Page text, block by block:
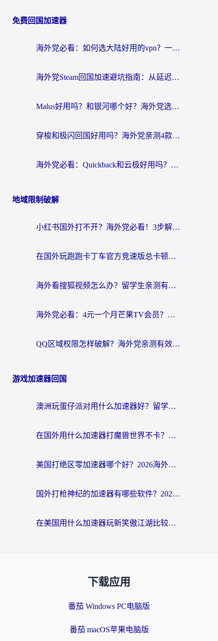
免费回国加速器
海外党必看：如何选大陆好用的vpn？一篇解决你的回国访问难题
海外党Steam回国加速避坑指南：从延迟卡顿到无缝畅玩，我踩过的坑和最优解
Malus好用吗？和银河哪个好？海外党选回国加速器的避坑指南（附乌克兰玩国内游戏实测）
穿梭和极闪回国好用吗？海外党亲测4款加速器+1个隐藏宝藏
海外党必看：Quickback和云极好用吗？3招教你选对回国加速器（附PC端VPN实测对比）
地域限制破解
小红书国外打不开？海外党必看！3步解决国内影音、生活服务全畅通
在国外玩跑跑卡丁车官方竞速版总卡顿？这篇攻略帮你解决地区限制+低延迟难题
海外看搜狐视频怎么办？留学生亲测有效的回国加速器选择指南
海外党必看：4元一个月芒果TV会员？选对回国加速器就能实现！
QQ区域权限怎样破解？海外党亲测有效的回国加速方案（附看剧看电影神器推荐）
游戏加速器回国
澳洲玩蛋仔派对用什么加速器好？留学生亲测有效的国服游戏加速指南
在国外用什么加速器打魔兽世界不卡？海外党国服游戏流畅指南
美国打绝区零加速器哪个好？2026海外玩家实测指南（附英国部落冲突梦幻西游加速技巧）
国外打枪神纪的加速器有哪些软件？2026海外玩家亲测实用指南
在美国用什么加速器玩新笑傲江湖比较好一点？海外玩家亲测的靠谱方案
下载应用
番茄 Windows PC电脑版
番茄 macOS苹果电脑版